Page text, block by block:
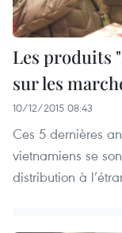
Les produits
sur les
10/12/2015 08:43
Ces 5 dernières
vietnamiens se
distribution à